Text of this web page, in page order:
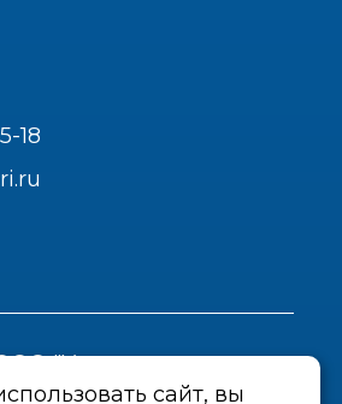
18
"Урал-инструмент-
Пром"
сайт, вы